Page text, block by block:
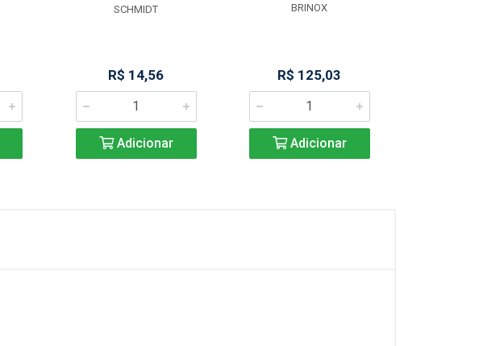
SCHMIDT
R$ 14,56
Adicionar
BRINOX
R$ 125,03
Adicionar